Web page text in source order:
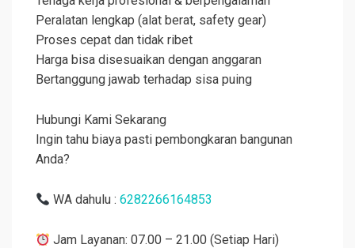
Peralatan lengkap (alat berat, safety gear)
Proses cepat dan tidak ribet
Harga bisa disesuaikan dengan anggaran
Bertanggung jawab terhadap sisa puing
Hubungi Kami Sekarang
Ingin tahu biaya pasti pembongkaran bangunan
Anda?
WA dahulu :6282266164853
Jam Layanan: 07.00 – 21.00 (Setiap Hari)